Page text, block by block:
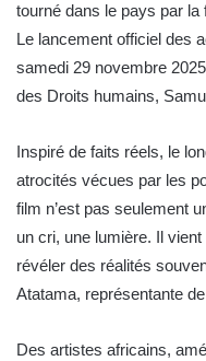
tourné dans le pays par la
Le lancement officiel des
samedi 29 novembre
des Droits humains,
Inspiré de faits réels, le
atrocités vécues par les
film n’est pas seulement
un cri, une lumière. Il
révéler des réalités
Atatama, représentante
Des artistes africains,